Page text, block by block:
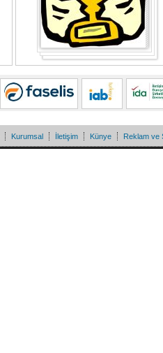
Kurumsal İletişim Künye Reklam ve